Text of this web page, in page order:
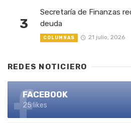
3
Secretaría de Finanzas
deuda
COLUMNAS 21 julio, 2026
REDES NOTICIERO
FACEBOOK
25 likes